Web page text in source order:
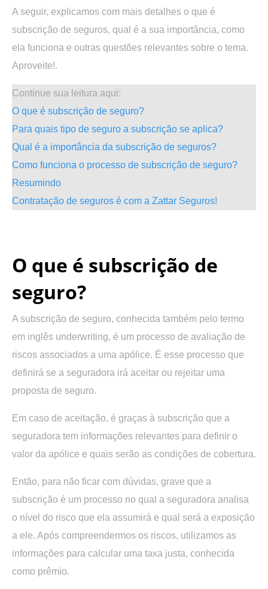
A seguir, explicamos com mais detalhes o que é
subscrição de seguros, qual é a sua importância, como
ela funciona e outras questões relevantes sobre o tema.
Aproveite!.
Continue sua leitura aqui:
O que é subscrição de seguro?
Para quais tipo de seguro a subscrição se aplica?
Qual é a importância da subscrição de seguros?
Como funciona o processo de subscrição de seguro?
Resumindo
Contratação de seguros é com a Zattar Seguros!
O que é subscrição de
seguro?
A subscrição de seguro, conhecida também pelo termo
em inglês underwriting, é um processo de avaliação de
riscos associados a uma apólice. É esse processo que
definirá se a seguradora irá aceitar ou rejeitar uma
proposta de seguro.
Em caso de aceitação, é graças à subscrição que a
seguradora tem informações relevantes para definir o
valor da apólice e quais serão as condições de cobertura.
Então, para não ficar com dúvidas, grave que a
subscrição é um processo no qual a seguradora analisa
o nível do risco que ela assumirá e qual será a exposição
a ele. Após compreendermos os riscos, utilizamos as
informações para calcular uma taxa justa, conhecida
como prêmio.